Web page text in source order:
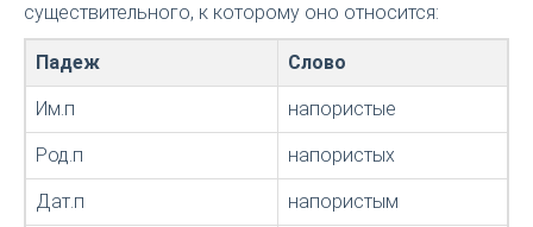
существительного, к которому оно относится:
Падеж Слово
Им.п напористые
Род.п напористых
Дат.п напористым